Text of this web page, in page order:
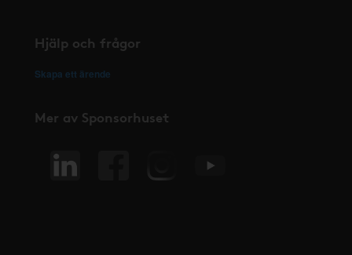
Hjälp och frågor
Skapa ett ärende
Mer av Sponsorhuset